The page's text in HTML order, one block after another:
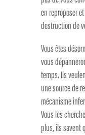
en reproposer
destruction de
Vous êtes
vous
temps. Ils
une source de
mécanisme
Vous les
plus, ils savent